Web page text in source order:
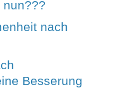
nun???
nach
Besserung